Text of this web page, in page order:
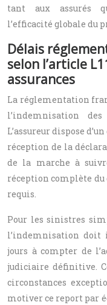
tant aux assurés
l’efficacité globale du
Délais
selon l’article
assurances
La réglementation
l’indemnisation
L’assureur dispose
réception de la
de la marche à
réception complète
requis.
Pour les sinistres
l’indemnisation
jours à compter de
judiciaire définitive.
circonstances
motiver ce report par